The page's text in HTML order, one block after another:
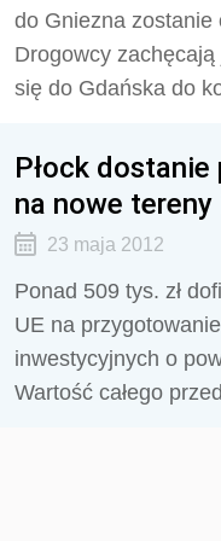
do Gniezna zostanie
Drogowcy
się do Gdańska do
Płock dostanie
na nowe
23 maja 2012
Ponad 509 tys. zł
UE na
inwestycyjnych o
Wartość całego